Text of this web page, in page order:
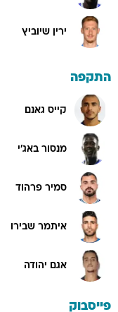
ירין שיוביץ
התקפה
קייס גאנם
מנסור באג'י
סמיר פרהוד
איתמר שבירו
אגם יהודה
פייסבוק